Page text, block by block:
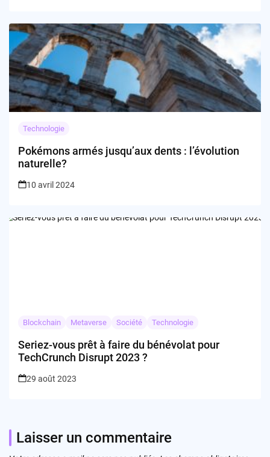
Technologie
Pokémons armés jusqu’aux dents : l’évolution
naturelle?
10 avril 2024
Blockchain Metaverse Société Technologie
Seriez-vous prêt à faire du bénévolat pour
TechCrunch Disrupt 2023 ?
29 août 2023
Laisser un commentaire